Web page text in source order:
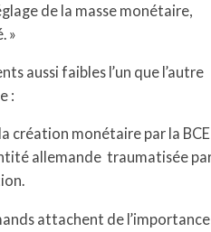
de la masse monétaire,
»
aussi faibles l’un que l’autre
:
création monétaire par la BCE
allemande traumatisée
attachent de